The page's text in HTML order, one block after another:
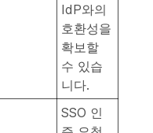
IdP와의
호환성을
확보할
수 있습
니다.
SSO 인